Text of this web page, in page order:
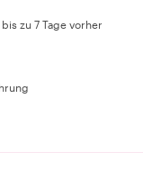
zu 7 Tage vorher